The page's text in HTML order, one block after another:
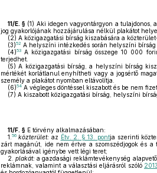
11/E. §(1) Aki idegen vagyontárgyon a tulajdonos,
jog gyakorlójának hozzájárulása nélkül plakátot
(2) A közigazgatási bírság kiszabására a
(3)52 A helyszíni intézkedés során helyszíni
(4)53A közigazgatási bírság összege 10 000
terjedhet.
(5) A közigazgatási bírság, a helyszíni bírság
mértékét korlátlanul enyhítheti vagy a jogsértő
személy a plakátot nyomban eltávolítja.
(6)54A végleges döntéssel kiszabott és be nem
(7) A kiszabott közigazgatási bírság, helyszíni
11/F. §E törvény alkalmazásában:
1. 56 közterület: az Étv. 2. § 13. pontja szerinti
zárt magánút, ide nem értve a szomszédjogok és
gyakorlásával igénybe vett légi teret;
2. plakát:a gazdasági reklámtevékenység
reklámnak, valamint a választási eljárásról szóló